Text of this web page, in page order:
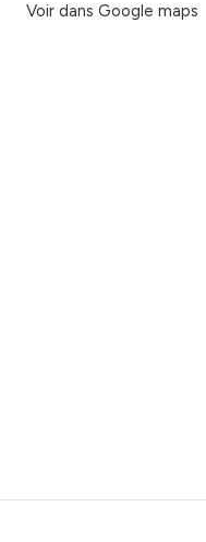
Voir dans Google maps